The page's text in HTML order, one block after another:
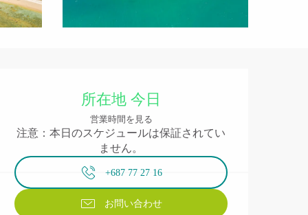
業時間と連絡先
所在地 今日
営業時間を見る
注意：本日のスケジュールは保証されてい
ません。
+687 77 27 16
お問い合わせ